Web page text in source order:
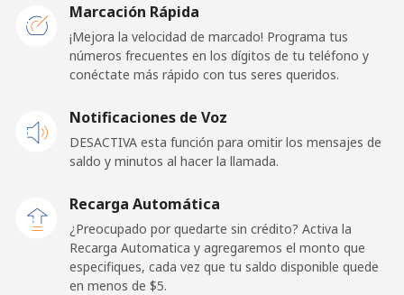
Línea fija ⁦69.9¢⁩ 14 min por ⁦$10⁩
⁦48.5¢⁩ 20 min por ⁦$10⁩
Celular ⁦39.9¢⁩ 25 min por ⁦$10⁩
Liechtenstein
Marcación Rápida
¡Mejora la velocidad de marcado! Programa tus
números frecuentes en los dígitos de tu teléfono y
conéctate más rápido con tus seres queridos.
Notificaciones de Voz
DESACTIVA esta función para omitir los mensajes de
saldo y minutos al hacer la llamada.
Recarga Automática
¿Preocupado por quedarte sin crédito? Activa la
Recarga Automatica y agregaremos el monto que
especifiques, cada vez que tu saldo disponible quede
en menos de ⁦$5⁩.